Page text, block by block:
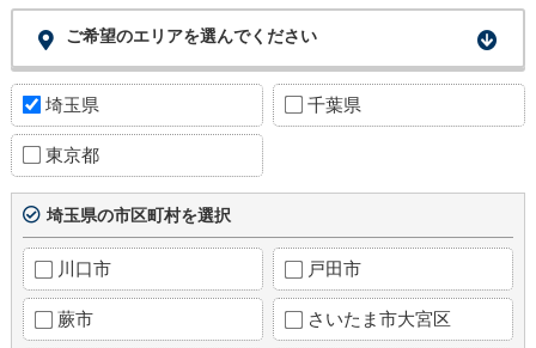
ご希望のエリアを選んでください
埼玉県 千葉県
東京都
埼玉県の市区町村を選択
川口市 戸田市
蕨市 さいたま市大宮区